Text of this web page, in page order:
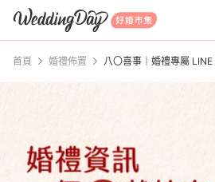
WeddingDay 好婚
首頁 婚禮佈置 八〇喜事｜婚禮專屬